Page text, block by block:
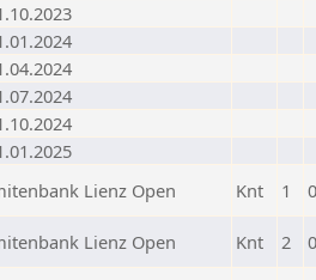
Lienz Open Knt 1
Lienz Open Knt 2